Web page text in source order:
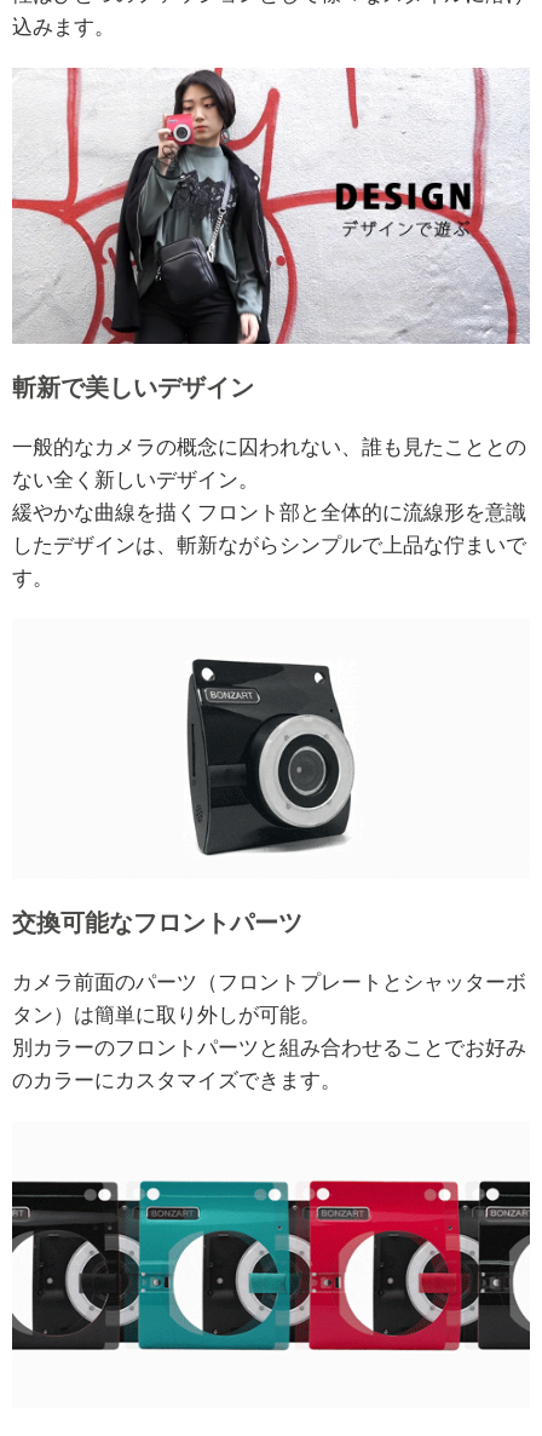
込みます。
斬新で美しいデザイン
一般的なカメラの概念に囚われない、誰も見たこととの
ない全く新しいデザイン。
緩やかな曲線を描くフロント部と全体的に流線形を意識
したデザインは、斬新ながらシンプルで上品な佇まいで
す。
交換可能なフロントパーツ
カメラ前面のパーツ（フロントプレートとシャッターボ
タン）は簡単に取り外しが可能。
別カラーのフロントパーツと組み合わせることでお好み
のカラーにカスタマイズできます。